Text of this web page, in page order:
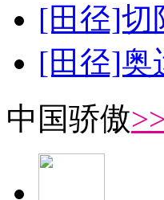
[田径]切
[田径]奥
中国骄傲